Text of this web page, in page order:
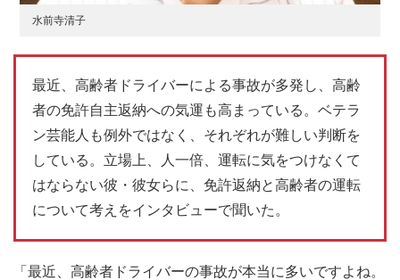
水前寺清子
最近、高齢者ドライバーによる事故が多発し、高齢
者の免許自主返納への気運も高まっている。ベテラ
ン芸能人も例外ではなく、それぞれが難しい判断を
している。立場上、人一倍、運転に気をつけなくて
はならない彼・彼女らに、免許返納と高齢者の運転
について考えをインタビューで聞いた。
「最近、高齢者ドライバーの事故が本当に多いですよね。